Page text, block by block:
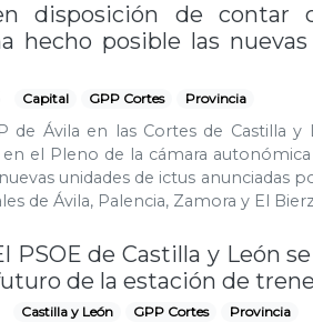
disposición de contar
hecho posible las
Capital GPP Cortes Provincia
de Ávila en las Cortes de Castilla y
el Pleno de la cámara
unidades de ictus anunciadas
de Ávila, Palencia, Zamora y El
PSOE de Castilla y León
de la estación de
Castilla y León GPP Cortes Provincia